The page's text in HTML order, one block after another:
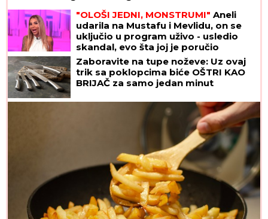
"OLOŠI JEDNI, MONSTRUMI" Aneli
udarila na Mustafu i Mevlidu, on se
uključio u program uživo - usledio
skandal, evo šta joj je poručio
Asminov otac
Zaboravite na tupe noževe: Uz ovaj
trik sa poklopcima biće OŠTRI KAO
BRIJAČ za samo jedan minut